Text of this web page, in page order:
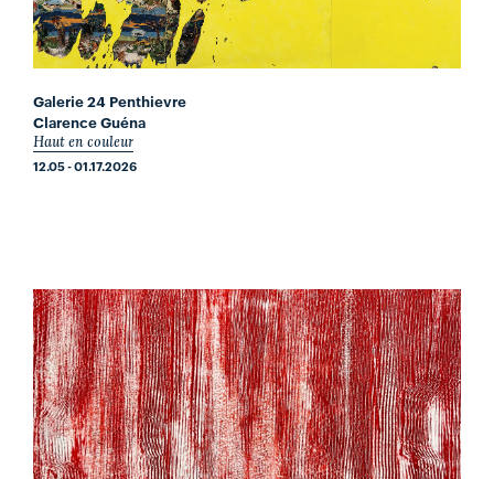
Galerie 24 Penthievre
Clarence Guéna
Haut en couleur
12.05 - 01.17.2026